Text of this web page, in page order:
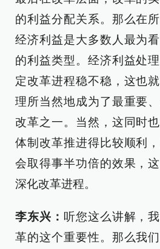
的利益分配关系。那么在
经济利益是大多数人最为
的利益类型。经济利益处
定改革进程稳不稳，这也
理所当然地成为了最重要
改革之一。当然，这同时
体制改革推进得比较顺利
会取得事半功倍的效果，
深化改革进程。
李东兴： 听您这么讲解，
革的这个重要性。那么我